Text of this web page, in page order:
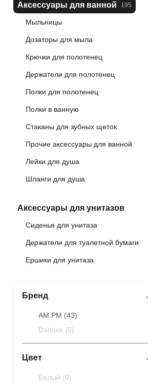
Аксессуары для ванной 195
Мыльницы
Дозаторы для мыла
Крючки для полотенец
Держатели для полотенец
Полки для полотенец
Полки в ванную
Стаканы для зубных щеток
Прочие аксессуары для ванной
Лейки для душа
Шланги для душа
Аксессуары для унитазов
Сиденья для унитаза
Держатели для туалетной бумаги
Ершики для унитаза
Бренд
AM.PM (43)
Damixa (0)
Цвет
Белый (0)